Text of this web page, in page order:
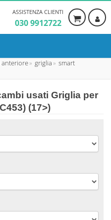
ASSISTENZA CLIENTI
030 9912722
griglia
smart
usati Griglia per
(17>)